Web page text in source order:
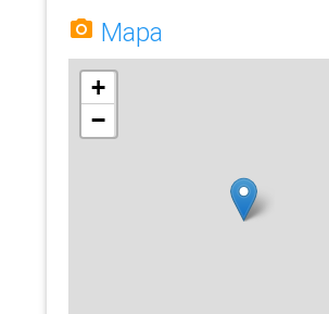
Mapa
+
−